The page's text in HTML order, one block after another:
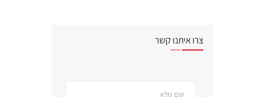
צרו איתנו קשר